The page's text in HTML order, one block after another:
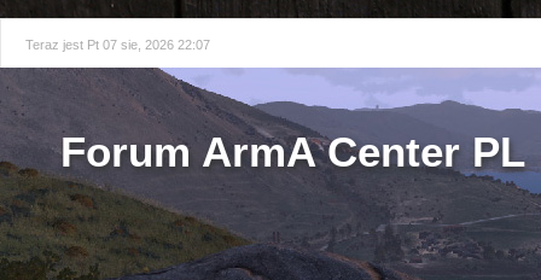
Teraz jest Pt 07 sie, 2026 22:07
Forum ArmA Center PL